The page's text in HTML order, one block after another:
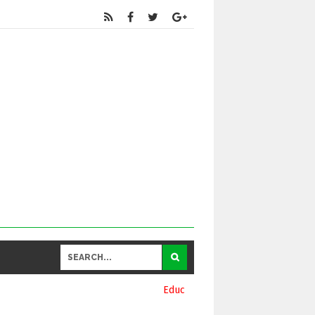
and General Updates కోసం నా వాట్సాప్ నెంబర్